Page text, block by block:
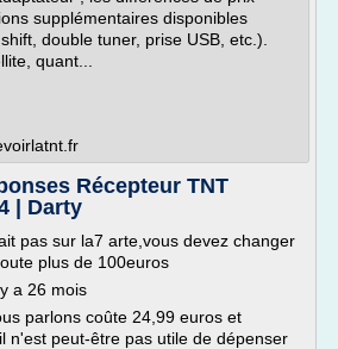
supplémentaires disponibles
double tuner, prise USB, etc.).
quant...
Récepteur TNT
| Darty
pas sur la7 arte,vous devez changer
plus de 100euros
a 26 mois
parlons coûte 24,99 euros et
n'est peut-être pas utile de dépenser